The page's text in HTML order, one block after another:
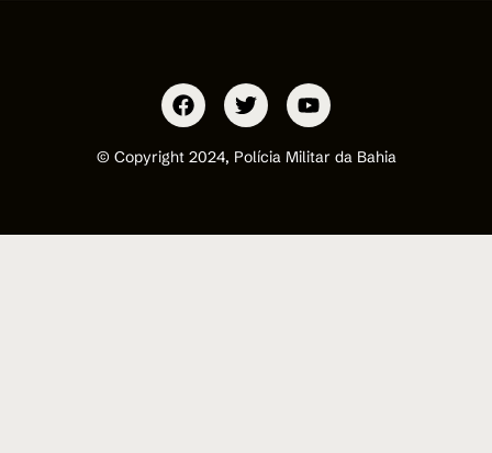
© Copyright 2024, Polícia Militar da Bahia